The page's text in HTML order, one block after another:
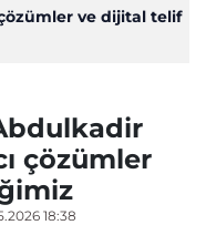
ve dijital telif
çözümler
18:38